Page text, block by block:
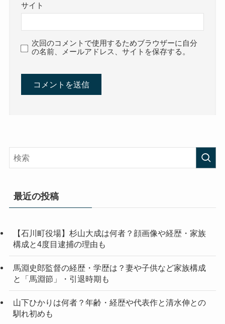
サイト
次回のコメントで使用するためブラウザーに自分
の名前、メールアドレス、サイトを保存する。
最近の投稿
【石川町役場】杉山大成は何者？顔画像や経歴・家族
構成と4度目逮捕の理由も
馬淵史郎監督の経歴・学歴は？妻や子供など家族構成
と「馬淵節」・引退時期も
山下ひかりは何者？年齢・経歴や代表作と清水伸との
馴れ初めも